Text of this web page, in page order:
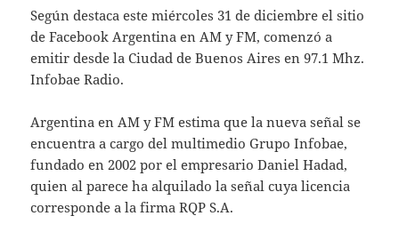
Según destaca este miércoles 31 de diciembre el sitio
de Facebook Argentina en AM y FM, comenzó a
emitir desde la Ciudad de Buenos Aires en 97.1 Mhz.
Infobae Radio.
Argentina en AM y FM estima que la nueva señal se
encuentra a cargo del multimedio Grupo Infobae,
fundado en 2002 por el empresario Daniel Hadad,
quien al parece ha alquilado la señal cuya licencia
corresponde a la firma RQP S.A.